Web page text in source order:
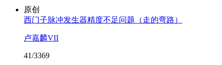
原创
西门子脉冲发生器精度不足问题（走的弯路）
卢嘉麟VII
41/3369